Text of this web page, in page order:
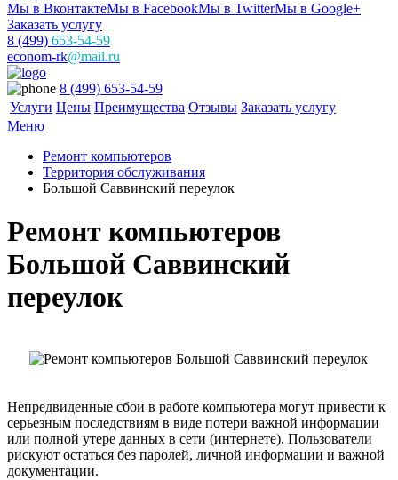
Мы в ВконтактеМы в FacebookМы в TwitterМы в Google+
Заказать услугу
8 (499) 653-54-59
econom-rk@mail.ru
8 (499) 653-54-59
Услуги Цены Преимущества Отзывы Заказать услугу
Меню
Ремонт компьютеров
Территория обслуживания
Большой Саввинский переулок
Ремонт компьютеров
Большой Саввинский
переулок
Непредвиденные сбои в работе компьютера могут привести к
серьезным последствиям в виде потери важной информации
или полной утере данных в сети (интернете). Пользователи
рискуют остаться без паролей, личной информации и важной
документации.